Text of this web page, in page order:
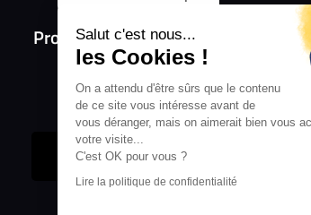
Salut c'est nous...
les Cookies !
On a attendu d'être sûrs que le contenu
de ce site vous intéresse avant de
vous déranger, mais on aimerait bien vous
votre visite...
C'est OK pour vous ?
Lire la politique de confidentialité
Prolongez l'expérience avec
Disponible sur l'App Store et